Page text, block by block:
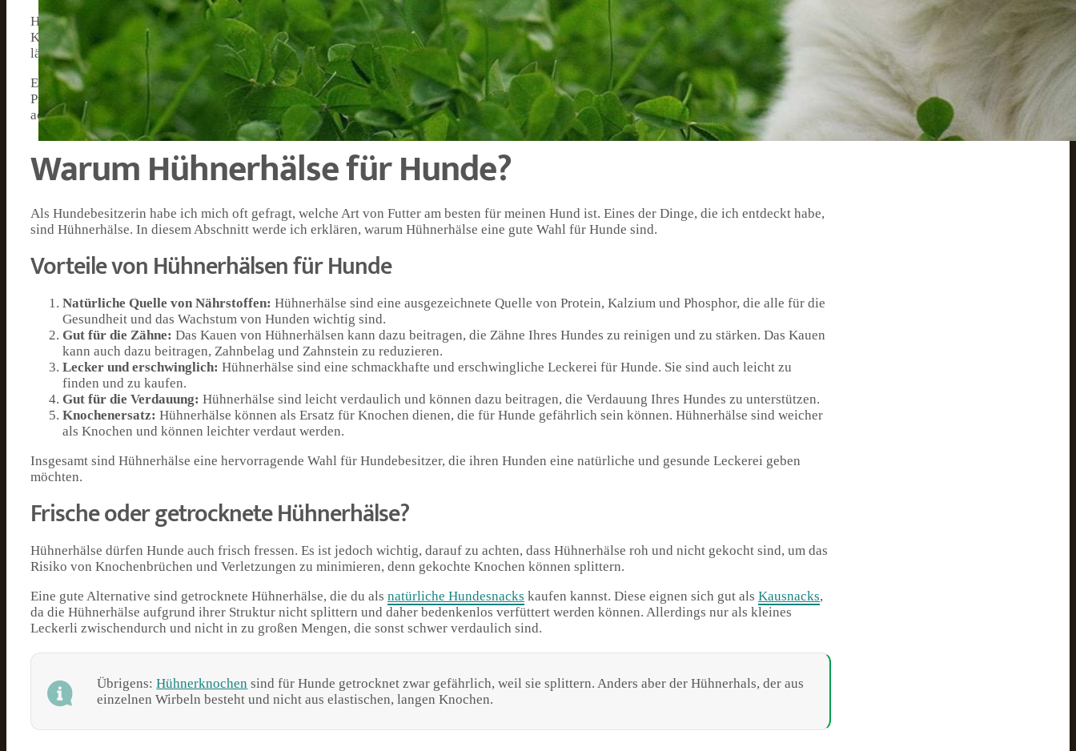
Hühnerhälse sind einnatürlicher Snack für Hunde, der aus rohem Hühnerfleisch und Knochen besteht. Sie sind eine gute Quelle für Protein,
Kalzium und andere wichtige Nährstoffe. Wenn Sie Ihrem Hund Hühnerhälse als
Leckerligeben, kann dies auch dazu beitragen, dass er sich
länger satt fühlt und weniger dazu neigt, ungesunde Snacks zu suchen.
Es ist jedoch wichtig zu beachten, dass Hühnerhälse nicht für alle Hunde geeignet sind. Wenn Ihr Hund Probleme mit der Verdauung hat oder
Probleme mit Knochen hat, sollten Sie sich vor dem Füttern von Hühnerhälsen an Ihren Tierarzt wenden. Es ist auch wichtig, darauf zu
achten, dass Sie Ihrem Hund keine zu großen oder zu vielen Hühnerhälse geben, da dies zu Verdauungsproblemen führen kann.
Warum Hühnerhälse für Hunde?
Als Hundebesitzerin habe ich mich oft gefragt, welche Art von Futter am besten für meinen Hund ist. Eines der Dinge, die ich entdeckt habe,
sind Hühnerhälse. In diesem Abschnitt werde ich erklären, warum Hühnerhälse eine gute Wahl für Hunde sind.
Vorteile von Hühnerhälsen für Hunde
Natürliche Quelle von Nährstoffen: Hühnerhälse sind eine ausgezeichnete Quelle von Protein, Kalzium und Phosphor, die alle für die
Gesundheit und das Wachstum von Hunden wichtig sind.
Gut für die Zähne: Das Kauen von Hühnerhälsen kann dazu beitragen, die Zähne Ihres Hundes zu reinigen und zu stärken. Das Kauen
kann auch dazu beitragen, Zahnbelag und Zahnstein zu reduzieren.
Lecker und erschwinglich: Hühnerhälse sind eine schmackhafte und erschwingliche Leckerei für Hunde. Sie sind auch leicht zu
finden und zu kaufen.
Gut für die Verdauung: Hühnerhälse sind leicht verdaulich und können dazu beitragen, die Verdauung Ihres Hundes zu unterstützen.
Knochenersatz: Hühnerhälse können als Ersatz für Knochen dienen, die für Hunde gefährlich sein können. Hühnerhälse sind weicher
als Knochen und können leichter verdaut werden.
Insgesamt sind Hühnerhälse eine hervorragende Wahl für Hundebesitzer, die ihren Hunden eine natürliche und gesunde Leckerei geben
möchten.
Frische oder getrocknete Hühnerhälse?
Hühnerhälse dürfen Hunde auch frisch fressen. Es ist jedoch wichtig, darauf zu achten, dass Hühnerhälse roh und nicht gekocht sind, um das
Risiko von Knochenbrüchen und Verletzungen zu minimieren, denn gekochte Knochen können splittern.
Eine gute Alternative sind getrocknete Hühnerhälse, die du als natürliche Hundesnacks kaufen kannst. Diese eignen sich gut als Kausnacks,
da die Hühnerhälse aufgrund ihrer Struktur nicht splittern und daher bedenkenlos verfüttert werden können. Allerdings nur als kleines
Leckerli zwischendurch und nicht in zu großen Mengen, die sonst schwer verdaulich sind.
Übrigens:Hühnerknochen sind für Hunde getrocknet zwar gefährlich, weil sie splittern. Anders aber der Hühnerhals, der aus
einzelnen Wirbeln besteht und nicht aus elastischen, langen Knochen.